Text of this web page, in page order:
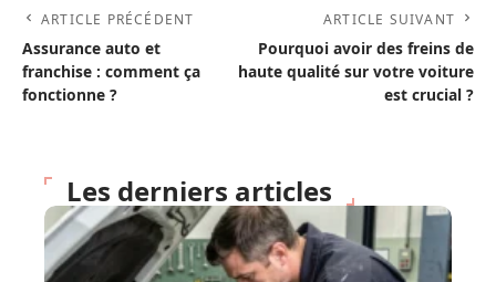
ARTICLE PRÉCÉDENT
Assurance auto et
franchise : comment ça
fonctionne ?
ARTICLE SUIVANT
Pourquoi avoir des freins de
haute qualité sur votre voiture
est crucial ?
Les derniers articles